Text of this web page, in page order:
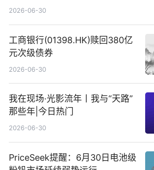
2026-06-30
工商银行(01398.HK)赎回380亿
元次级债券
2026-06-30
我在现场·光影流年丨我与“天路”
那些年|今日热门
2026-06-30
PriceSeek提醒：6月30日电池级